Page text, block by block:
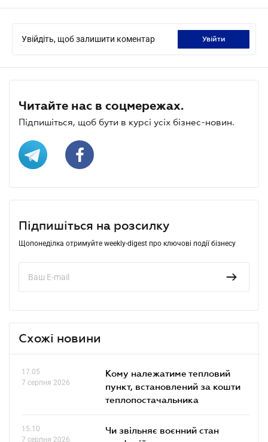
Увійдіть, щоб залишити коментар увійти
Читайте нас в соцмережах.
Підпишіться, щоб бути в курсі усіх бізнес-новин.
Підпишіться на розсилку
Щопонеділка отримуйте weekly-digest про ключові події бізнесу
Схожі новини
17.05
7 серпня 2026
Кому належатиме тепловий
пункт, встановлений за кошти
теплопостачальника
15.10
7 серпня 2026
Чи звільняє воєнний стан